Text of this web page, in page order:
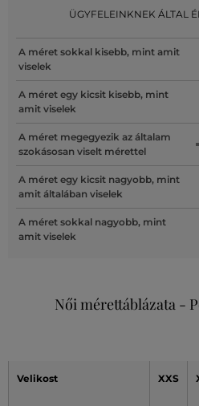
ÜGYFELEINKNEK ÁLTAL
A méret sokkal kisebb, mint amit
viselek
A méret egy kicsit kisebb, mint
amit viselek
A méret megegyezik az általam
szokásosan viselt mérettel
A méret egy kicsit nagyobb, mint
amit általában viselek
A méret sokkal nagyobb, mint
amit viselek
Női mérettáblázata -
Velikost XXS